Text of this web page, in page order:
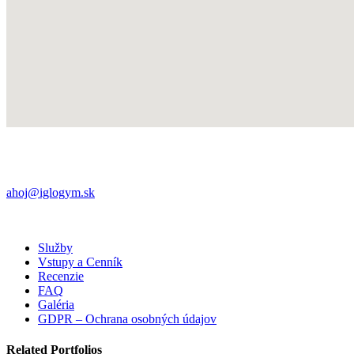
ahoj@iglogym.sk
Služby
Vstupy a Cenník
Recenzie
FAQ
Galéria
GDPR – Ochrana osobných údajov
Related Portfolios